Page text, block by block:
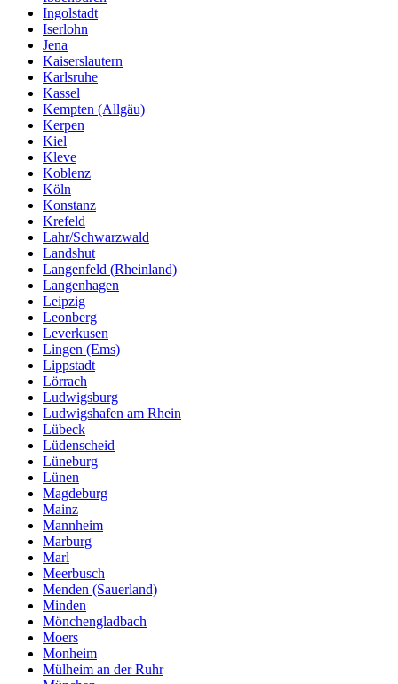
Ingolstadt
Iserlohn
Jena
Kaiserslautern
Karlsruhe
Kassel
Kempten (Allgäu)
Kerpen
Kiel
Kleve
Koblenz
Köln
Konstanz
Krefeld
Lahr/Schwarzwald
Landshut
Langenfeld (Rheinland)
Langenhagen
Leipzig
Leonberg
Leverkusen
Lingen (Ems)
Lippstadt
Lörrach
Ludwigsburg
Ludwigshafen am Rhein
Lübeck
Lüdenscheid
Lüneburg
Lünen
Magdeburg
Mainz
Mannheim
Marburg
Marl
Meerbusch
Menden (Sauerland)
Minden
Mönchengladbach
Moers
Monheim
Mülheim an der Ruhr